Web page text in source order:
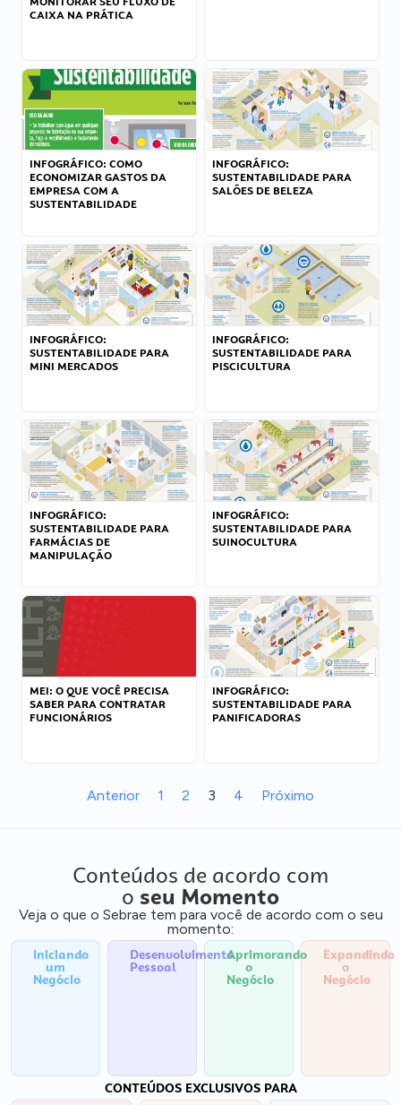
CAIXA NA PRÁTICA
INFOGRÁFICO: COMO
ECONOMIZAR GASTOS DA
EMPRESA COM A
SUSTENTABILIDADE
INFOGRÁFICO:
SUSTENTABILIDADE PARA
SALÕES DE BELEZA
INFOGRÁFICO:
SUSTENTABILIDADE PARA
MINI MERCADOS
INFOGRÁFICO:
SUSTENTABILIDADE PARA
PISCICULTURA
INFOGRÁFICO:
SUSTENTABILIDADE PARA
FARMÁCIAS DE
MANIPULAÇÃO
INFOGRÁFICO:
SUSTENTABILIDADE PARA
SUINOCULTURA
MEI: O QUE VOCÊ PRECISA
SABER PARA CONTRATAR
FUNCIONÁRIOS
INFOGRÁFICO:
SUSTENTABILIDADE PARA
PANIFICADORAS
Anterior 1 2 3 4 Próximo
Conteúdos de acordo com
o seu Momento
Veja o que o Sebrae tem para você de acordo com o seu
momento:
Iniciando
um
Negócio
Desenvolvimento
Pessoal
Aprimorando
o
Negócio
Expandindo
o
Negócio
CONTEÚDOS EXCLUSIVOS PARA